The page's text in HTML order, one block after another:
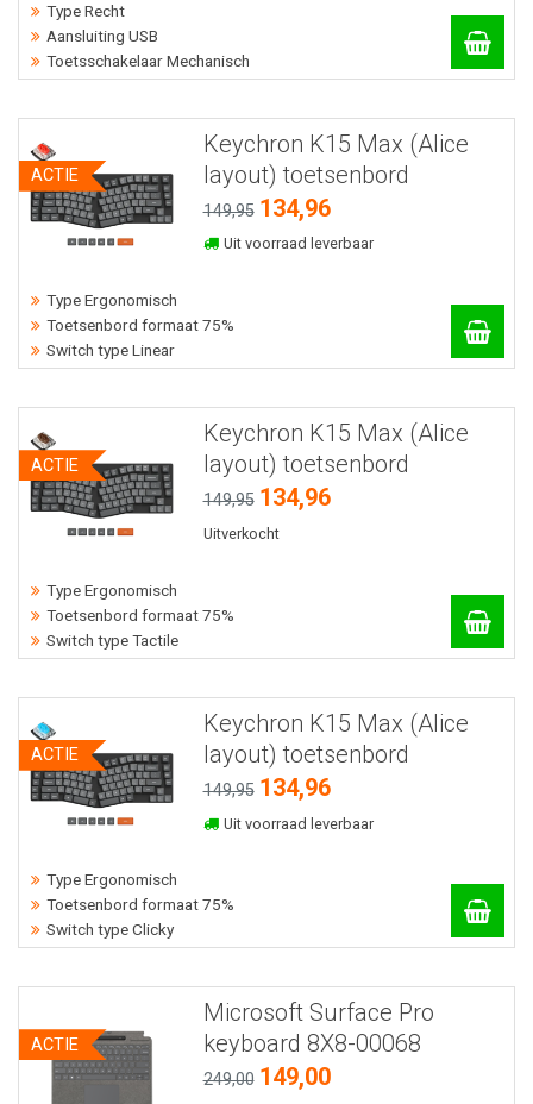
Type Recht
Aansluiting USB
Toetsschakelaar Mechanisch
Keychron K15 Max (Alice
layout) toetsenbord
149,95 134,96
Uit voorraad leverbaar
ACTIE
Type Ergonomisch
Toetsenbord formaat 75%
Switch type Linear
Keychron K15 Max (Alice
layout) toetsenbord
149,95 134,96
Uitverkocht
ACTIE
Type Ergonomisch
Toetsenbord formaat 75%
Switch type Tactile
Keychron K15 Max (Alice
layout) toetsenbord
149,95 134,96
Uit voorraad leverbaar
ACTIE
Type Ergonomisch
Toetsenbord formaat 75%
Switch type Clicky
Microsoft Surface Pro
keyboard 8X8-00068
249,00 149,00
ACTIE